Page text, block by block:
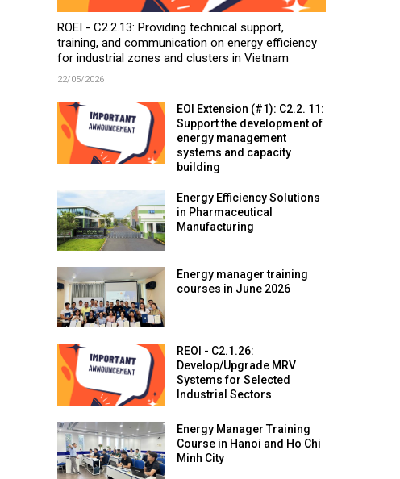
ROEI - C2.2.13: Providing technical support,
training, and communication on energy efficiency
for industrial zones and clusters in Vietnam
22/05/2026
EOI Extension (#1): C2.2. 11:
Support the development of
energy management
systems and capacity
building
Energy Efficiency Solutions
in Pharmaceutical
Manufacturing
Energy manager training
courses in June 2026
REOI - C2.1.26:
Develop/Upgrade MRV
Systems for Selected
Industrial Sectors
Energy Manager Training
Course in Hanoi and Ho Chi
Minh City